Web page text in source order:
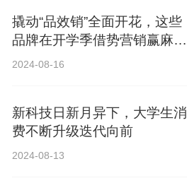
撬动“品效销”全面开花，这些
品牌在开学季借势营销赢麻
了！
2024-08-16
新科技日新月异下，大学生消
费不断升级迭代向前
2024-08-13